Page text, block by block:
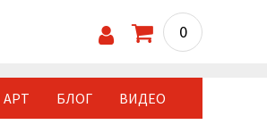
0
БЛОГ ВИДЕО